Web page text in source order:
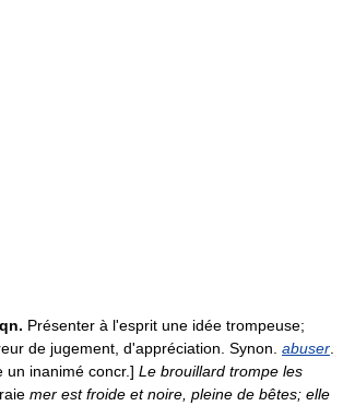
Présenter à l'esprit une idée trompeuse;
de jugement, d'appréciation. Synon. abuser
un inanimé concr.] Le brouillard trompe les
mer est froide et noire, pleine de bêtes; elle